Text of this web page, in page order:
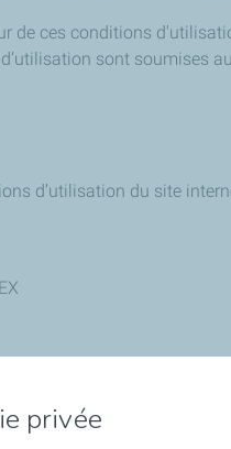
de ces conditions
sont soumises
d’utilisation du site
Les nouveaux projets
privée